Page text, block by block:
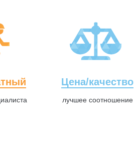
Цена/качество
лучшее соотношение